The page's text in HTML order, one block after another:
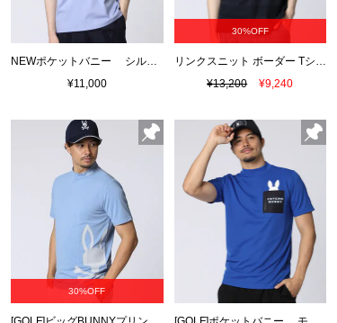
NEWポケットバニー シルケットスムースTシャツ
¥11,000
30%OFF
リンクスニット ボーダー Tシャツ
¥13,200
¥9,240
30%OFF